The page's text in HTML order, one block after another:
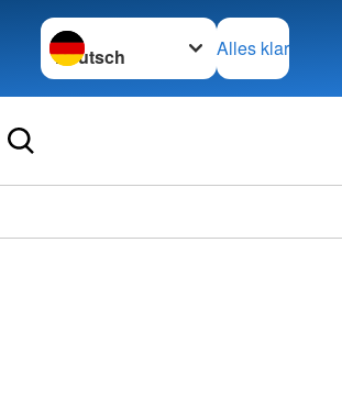
Sprache wechseln zu
Alles klar